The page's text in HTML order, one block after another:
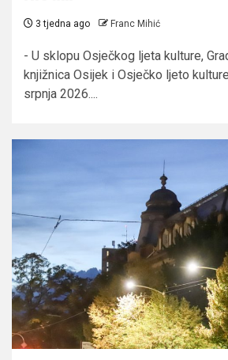
3 tjedna ago Franc Mihić
- U sklopu Osječkog ljeta kulture,
knjižnica Osijek i Osječko ljeto
srpnja 2026....